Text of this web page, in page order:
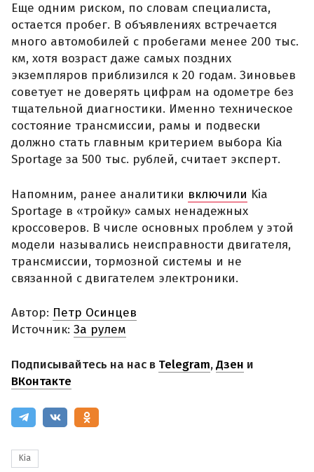
Еще одним риском, по словам специалиста,
остается пробег. В объявлениях встречается
много автомобилей с пробегами менее 200 тыс.
км, хотя возраст даже самых поздних
экземпляров приблизился к 20 годам. Зиновьев
советует не доверять цифрам на одометре без
тщательной диагностики. Именно техническое
состояние трансмиссии, рамы и подвески
должно стать главным критерием выбора Kia
Sportage за 500 тыс. рублей, считает эксперт.
Напомним, ранее аналитики включили Kia
Sportage в «тройку» самых ненадежных
кроссоверов. В числе основных проблем у этой
модели назывались неисправности двигателя,
трансмиссии, тормозной системы и не
связанной с двигателем электроники.
Автор: Петр Осинцев
Источник: За рулем
Подписывайтесь на нас в Telegram,Дзен и
ВКонтакте
Kia